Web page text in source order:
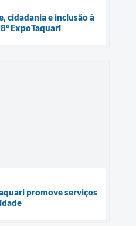
cidadania e inclusão à
ExpoTaquari
promove serviços